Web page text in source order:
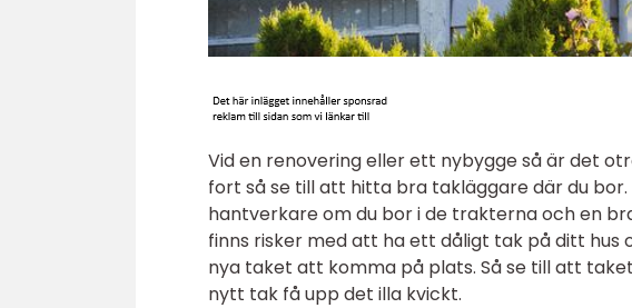
Vid en renovering eller ett nybygge så är det
fort så se till att hitta bra takläggare där du
hantverkare om du bor i de trakterna och en
finns risker med att ha ett dåligt tak på ditt
nya taket att komma på plats. Så se till att
nytt tak få upp det illa kvickt.